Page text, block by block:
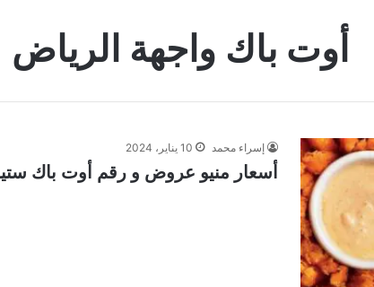
أوت باك واجهة الرياض
إسراء محمد 10 يناير، 2024
أسعار منيو عروض و رقم أوت باك ستيك